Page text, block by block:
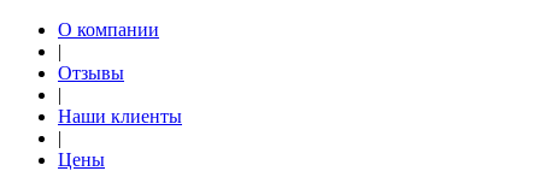
О компании
|
Отзывы
|
Наши клиенты
|
Цены